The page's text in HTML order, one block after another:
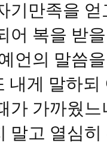
기만족을
어 복을 받
언의 말씀
내게 말하
가 가까웠
말고 열심